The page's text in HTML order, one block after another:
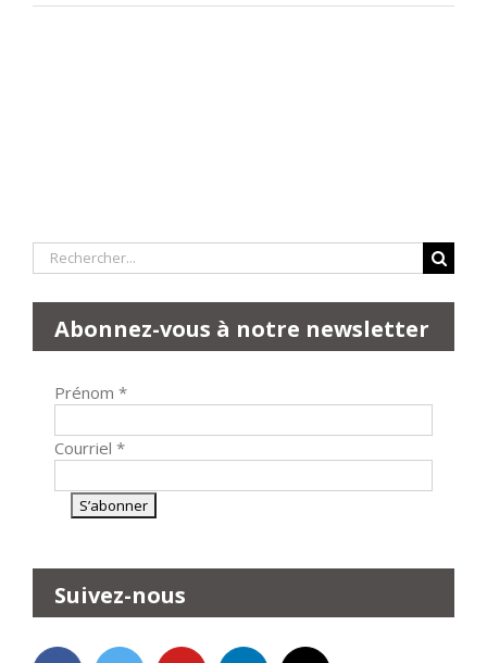
Rechercher:
Abonnez-vous à notre newsletter
Prénom *
Courriel *
Suivez-nous